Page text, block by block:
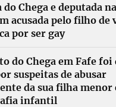
Chega e deputada
acusada pelo filho de
por ser gay
do Chega em Fafe
suspeitas de abusar
da sua filha menor
infantil